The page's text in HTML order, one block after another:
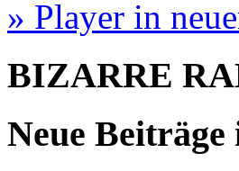
» Player in
BIZARRE
Neue Beiträge